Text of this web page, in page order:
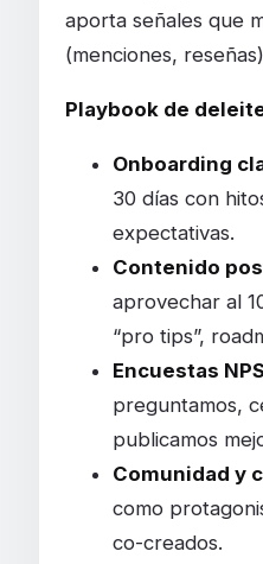
aporta señales que
(menciones,
Playbook de
Onboarding
30 días con
expectativas.
Contenido
aprovechar al
“pro tips”,
Encuestas
preguntamos,
publicamos
Comunidad y
como
co-creados.